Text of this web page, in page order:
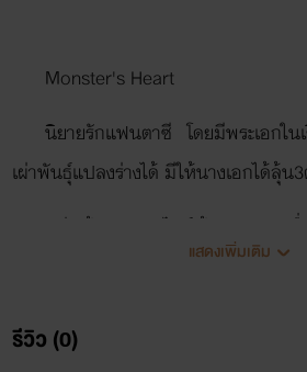
Monster's Heart
นิยายรักแฟนตาซี โดยมีพระเอกใน
เผ่าพันธุ์แปลงร่างได้ มีให้นางเอกได้ลุ้น3
หล่อเข้ม แบบสไตส์เจ้าชายแข
แสดงเพิ่มเติม
รีวิว (0)